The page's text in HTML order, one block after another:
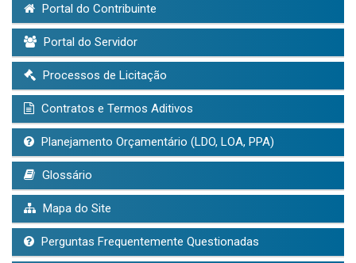
Portal do Contribuinte
Portal do Servidor
Processos de Licitação
Contratos e Termos Aditivos
Planejamento Orçamentário (LDO, LOA, PPA)
Glossário
Mapa do Site
Perguntas Frequentemente Questionadas